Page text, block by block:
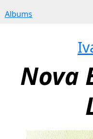
Albums
Nova